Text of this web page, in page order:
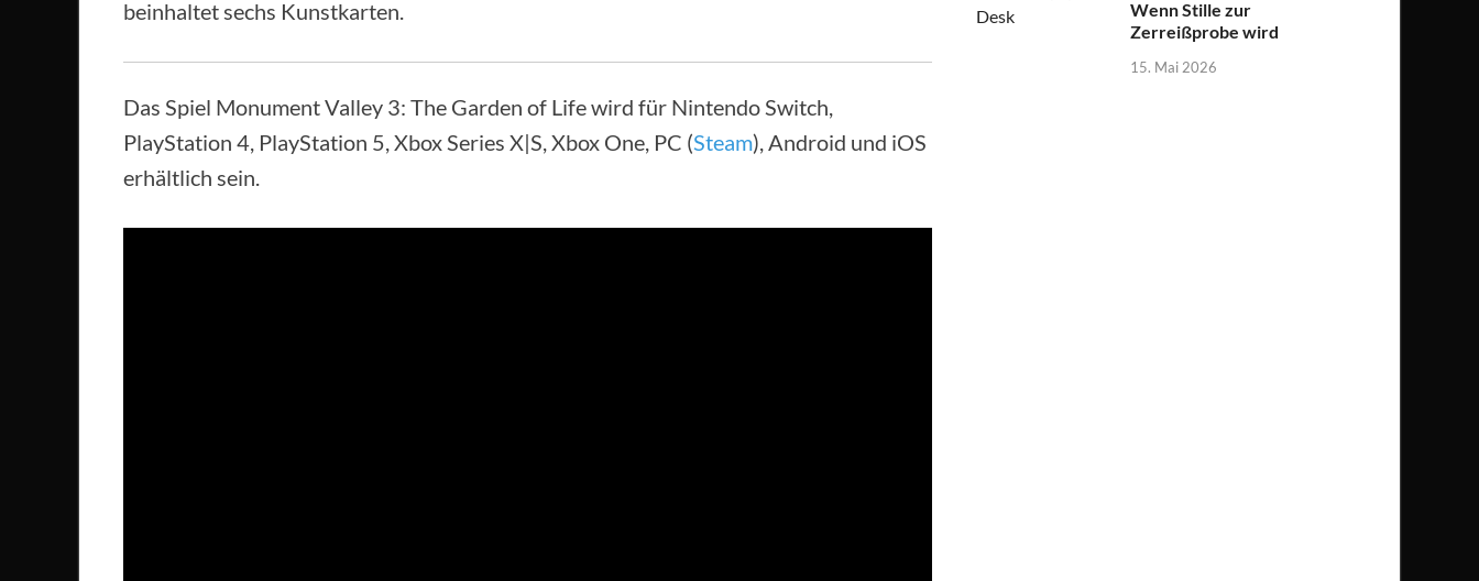
beinhaltet sechs Kunstkarten.
Das Spiel Monument Valley 3: The Garden of Life wird für Nintendo Switch,
PlayStation 4, PlayStation 5, Xbox Series X|S, Xbox One, PC (Steam), Android und iOS
erhältlich sein.
Wenn Stille zur
Zerreißprobe wird
15. Mai 2026